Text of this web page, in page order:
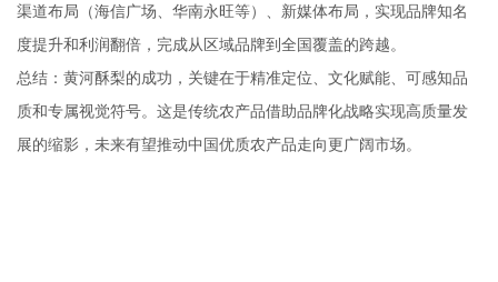
渠道布局（海信广场、华南永旺等）、新媒体布局，实现品牌知名
度提升和利润翻倍，完成从区域品牌到全国覆盖的跨越。
总结：黄河酥梨的成功，关键在于精准定位、文化赋能、可感知品
质和专属视觉符号。这是传统农产品借助品牌化战略实现高质量发
展的缩影，未来有望推动中国优质农产品走向更广阔市场。